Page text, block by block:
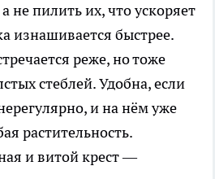
не пилить их, что ускоряет
изнашивается быстрее.
реже, но тоже
стеблей. Удобна, если
и на нём уже
растительность.
и витой крест —